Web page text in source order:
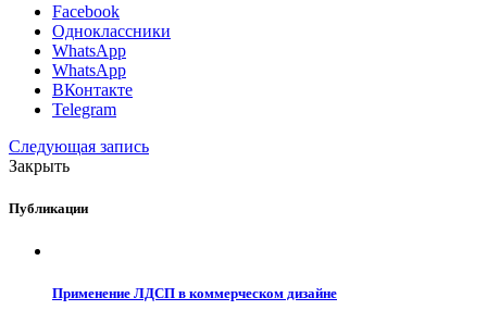
Facebook
Одноклассники
WhatsApp
WhatsApp
ВКонтакте
Telegram
Следующая запись
Закрыть
Публикации
Применение ЛДСП в коммерческом дизайне